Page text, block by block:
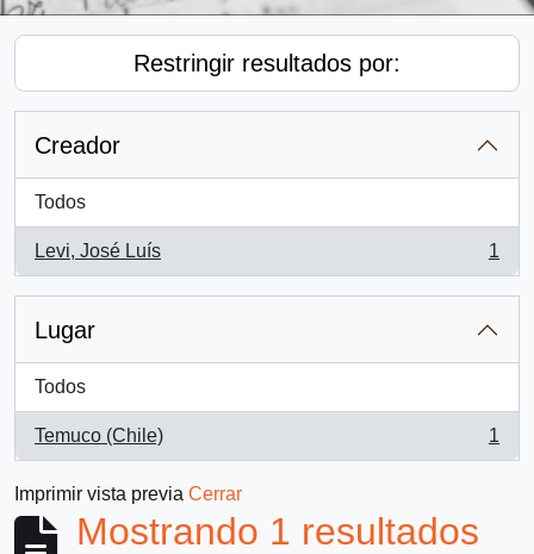
Restringir resultados por:
Creador
Todos
Levi, José Luís
, 1 resultados
1
Lugar
Todos
Temuco (Chile)
, 1 resultados
1
Imprimir vista previa Cerrar
Mostrando 1 resultados